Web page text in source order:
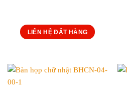
LIÊN HỆ ĐẶT HÀNG